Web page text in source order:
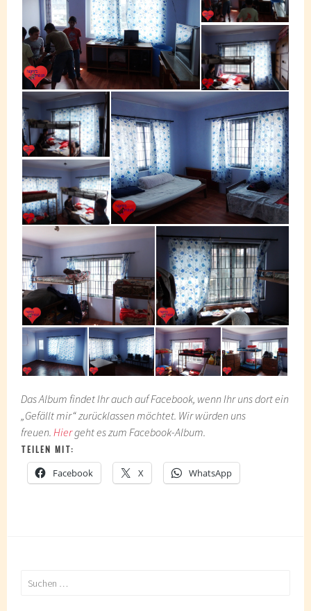
Das Album findet Ihr auch auf Facebook, wenn Ihr uns dort ein
„Gefällt mir“ zurücklassen möchtet. Wir würden uns
freuen.Hiergeht es zum Facebook-Album.
TEILEN MIT:
Facebook X WhatsApp
Suchen